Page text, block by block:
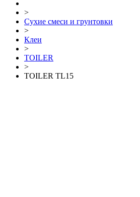
>
Сухие смеси и грунтовки
>
Клеи
>
TOILER
>
TOILER TL15